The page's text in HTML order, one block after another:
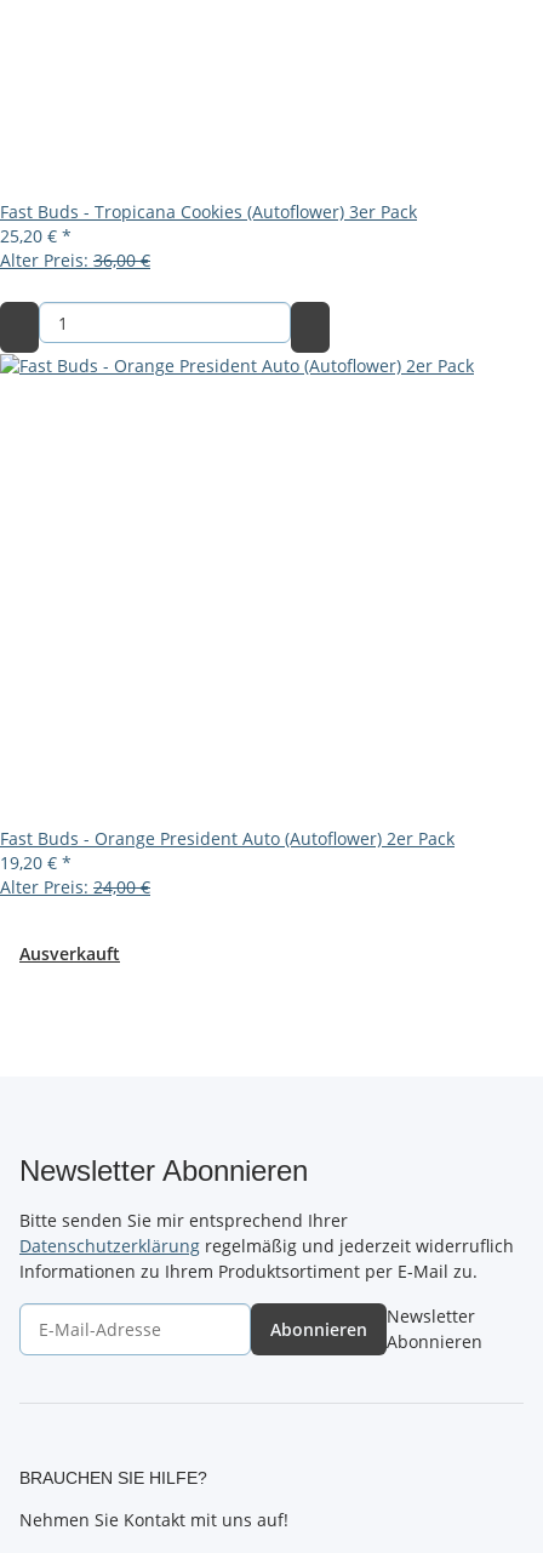
Fast Buds - Tropicana Cookies (Autoflower) 3er Pack
25,20 € *
Alter Preis: 36,00 €
Fast Buds - Orange President Auto (Autoflower) 2er Pack
19,20 € *
Alter Preis: 24,00 €
Ausverkauft
Newsletter Abonnieren
Bitte senden Sie mir entsprechend Ihrer
Datenschutzerklärung regelmäßig und jederzeit widerruflich
Informationen zu Ihrem Produktsortiment per E-Mail zu.
Abonnieren
Newsletter
Abonnieren
BRAUCHEN SIE HILFE?
Nehmen Sie Kontakt mit uns auf!